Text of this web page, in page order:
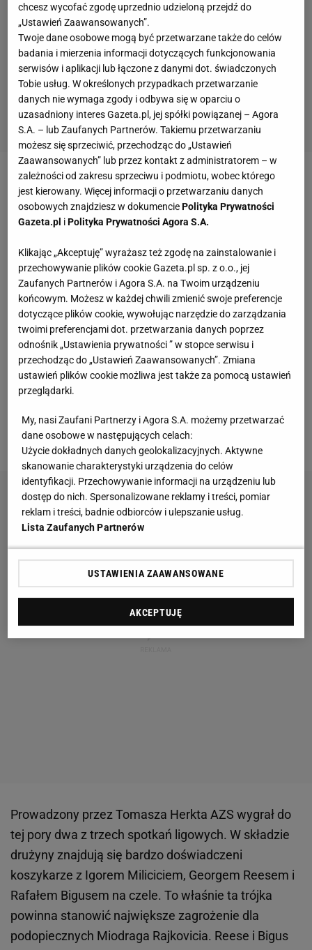
Spotkanie z Lietuvosem rozegrane zostało w
ramach Pucharu ULEB 15 grudnia 2004 roku.
Gwiazdą wieczoru był rzucający obrońca
punktów i został uznany najlepszym graczem kolejki
pucharowej.
Trzy dni przed meczem z Lietuvosem Śląsk w
ostatnim oficjalnym
meczu ligowym podejmował w
Hali Stulecia AZS Koszalin, z którym wygrał 99:75.
Na podobny scenariusz i zwycięstwo liczą w Śląsku i
teraz, bo przeciwnikiem wrocławian w Hali Stulecia
we wtorkowym meczu będzie właśnie zespół AZS-u
Koszalin.
Prowadzony przez Tomasza Herkta AZS wygrał do
tej pory dwa z trzech spotkań ligowych. W składzie
drużyny znajdują się bardzo doświadczeni
koszykarze z Igorem Miliciciem, Georgem Reesem i
Rafałem Bigusem na czele. To właśnie ta trójka
powinna stanowić największe zagrożenie dla
podopiecznych Miodraga Rajkovicia. Reese i Bigus
chcesz wycofać zgodę uprzednio udzieloną przejdź do
„Ustawień Zaawansowanych”.
Twoje dane osobowe mogą być przetwarzane także do celów
badania i mierzenia informacji dotyczących funkcjonowania
serwisów i aplikacji lub łączone z danymi dot. świadczonych
Tobie usług. W określonych przypadkach przetwarzanie
danych nie wymaga zgody i odbywa się w oparciu o
uzasadniony interes Gazeta.pl, jej spółki powiązanej – Agora
S.A. – lub Zaufanych Partnerów. Takiemu przetwarzaniu
możesz się sprzeciwić, przechodząc do „Ustawień
Zaawansowanych” lub przez kontakt z administratorem – w
zależności od zakresu sprzeciwu i podmiotu, wobec którego
jest kierowany. Więcej informacji o przetwarzaniu danych
osobowych znajdziesz w dokumenciePolityka Prywatności
Gazeta.pl iPolityka Prywatności Agora S.A.
Klikając „Akceptuję” wyrażasz też zgodę na zainstalowanie i
przechowywanie plików cookie Gazeta.pl sp. z o.o., jej
Zaufanych Partnerów i Agora S.A. na Twoim urządzeniu
końcowym. Możesz w każdej chwili zmienić swoje preferencje
dotyczące plików cookie, wywołując narzędzie do zarządzania
twoimi preferencjami dot. przetwarzania danych poprzez
odnośnik „Ustawienia prywatności ” w stopce serwisu i
przechodząc do „Ustawień Zaawansowanych”. Zmiana
ustawień plików cookie możliwa jest także za pomocą ustawień
przeglądarki.
My, nasi Zaufani Partnerzy i Agora S.A. możemy przetwarzać
dane osobowe w następujących celach:
Użycie dokładnych danych geolokalizacyjnych. Aktywne
skanowanie charakterystyki urządzenia do celów
identyfikacji. Przechowywanie informacji na urządzeniu lub
dostęp do nich. Spersonalizowane reklamy i treści, pomiar
reklam i treści, badnie odbiorców i ulepszanie usług.
Lista Zaufanych Partnerów
USTAWIENIA ZAAWANSOWANE
AKCEPTUJĘ